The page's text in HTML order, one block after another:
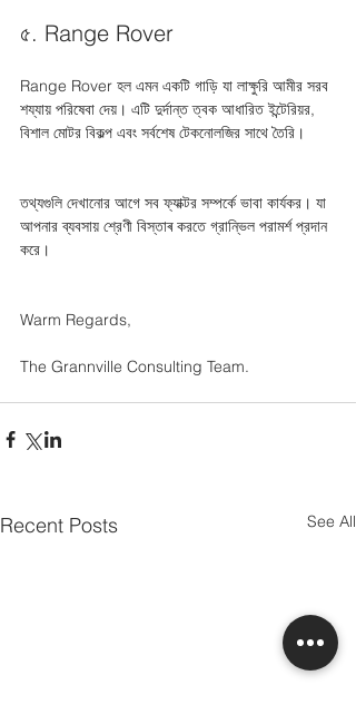
৫. Range Rover
Range Rover হল এমন একটি গাড়ি যা লাক্ষুরি আমীর সরব
শয্যায় পরিষেবা দেয়। এটি দুর্দান্ত ত্বক আধারিত ইন্টেরিয়র,
বিশাল মোটর বিকল্প এবং সর্বশেষ টেকনোলজির সাথে তৈরি।
তথ্যগুলি দেখানোর আগে সব ফ্যাক্টর সম্পর্কে ভাবা কার্যকর। যা
আপনার ব্যবসায় শ্রেণী বিস্তাৰ করতে গ্রান্ভিল পরামর্শ প্রদান
করে।
Warm Regards,
The Grannville Consulting Team.
Recent Posts See All